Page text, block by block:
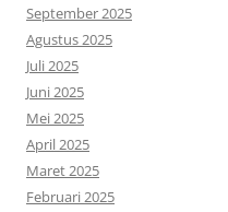
September 2025
Agustus 2025
Juli 2025
Juni 2025
Mei 2025
April 2025
Maret 2025
Februari 2025